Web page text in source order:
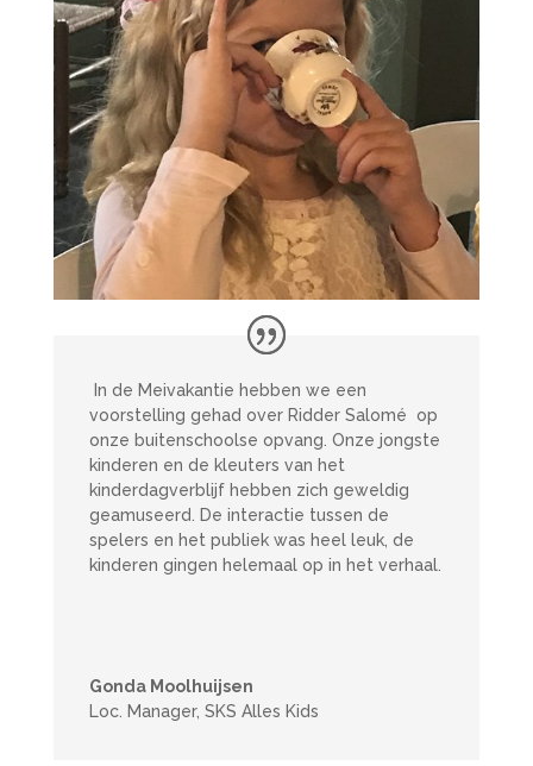
In de Meivakantie hebben we een
voorstelling gehad over Ridder Salomé op
onze buitenschoolse opvang. Onze jongste
kinderen en de kleuters van het
kinderdagverblijf hebben zich geweldig
geamuseerd. De interactie tussen de
spelers en het publiek was heel leuk, de
kinderen gingen helemaal op in het verhaal.
Gonda Moolhuijsen
Loc. Manager, SKS Alles Kids